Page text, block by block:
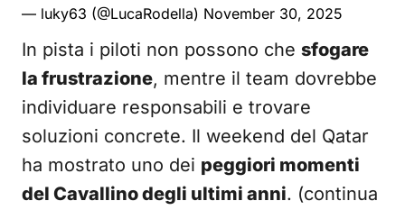
— luky63 (@LucaRodella) November 30, 2025
In pista i piloti non possono che sfogare
la frustrazione, mentre il team dovrebbe
individuare responsabili e trovare
soluzioni concrete. Il weekend del Qatar
ha mostrato uno dei peggiori momenti
del Cavallino degli ultimi anni. (continua